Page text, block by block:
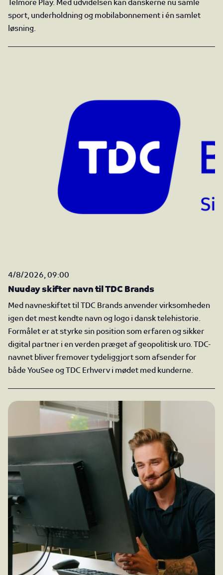
sport, underholdning og mobilabonnement i én samlet
løsning.
Nuuday skifter navn til TDC Brands
4/8/2026, 09:00
Med navneskiftet til TDC Brands anvender virksomheden
igen det mest kendte navn og logo i dansk telehistorie.
Formålet er at styrke sin position som erfaren og sikker
digital partner i en verden præget af geopolitisk uro. TDC-
navnet bliver fremover tydeliggjort som afsender for
både YouSee og TDC Erhverv i mødet med kunderne.